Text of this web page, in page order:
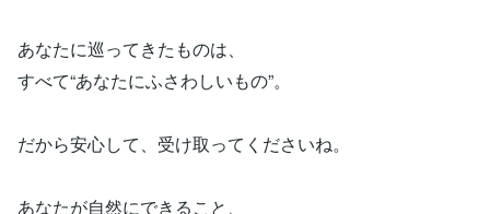
あなたに巡ってきたものは、
すべて“あなたにふさわしいもの”。
だから安心して、受け取ってくださいね。
あなたが自然にできること、